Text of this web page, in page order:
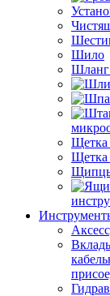
Шило
Шланг
Щетка
Щетка